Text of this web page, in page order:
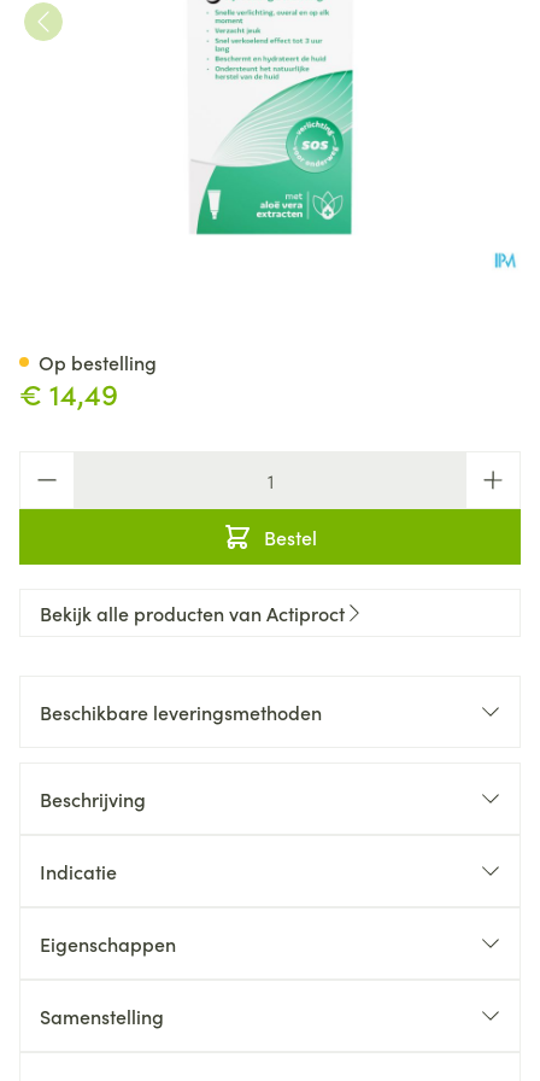
€ 14,49
Bestel
Op bestelling
Bekijk alle producten van Actiproct
Beschikbare leveringsmethoden
Beschrijving
Indicatie
Eigenschappen
Samenstelling